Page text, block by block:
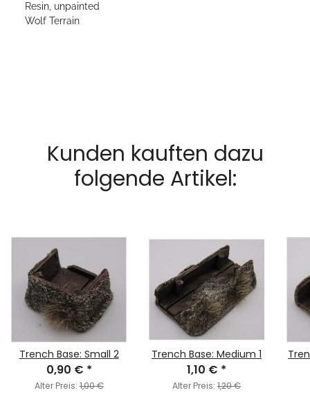
Resin, unpainted
Wolf Terrain
Kunden kauften dazu
folgende Artikel:
Trench Base: Small 2
0,90 € *
Alter Preis:1,00 €
Trench Base: Medium 1
1,10 € *
Alter Preis: 1,20 €